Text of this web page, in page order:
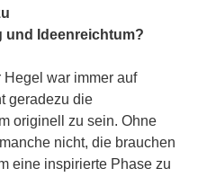
und Ideenreichtum?
war immer auf
geradezu die
originell zu sein. Ohne
nicht, die brauchen
eine inspirierte Phase zu